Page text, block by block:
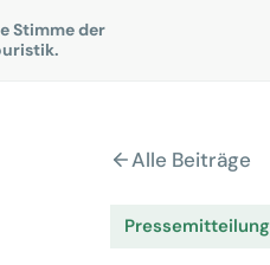
Stimme der
Alle Beiträge
Pressemitteilung